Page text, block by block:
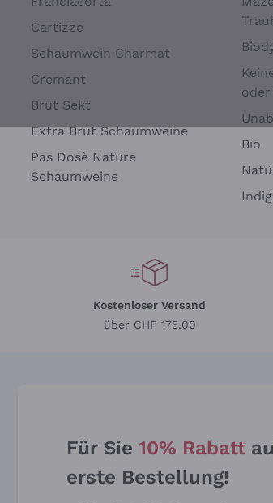
Cartizze
Schaumwein Charmat
Cremant
Brut Sekt
Extra Brut Schaumweine
Pas Dosè Nature
Schaumweine
oder
Bio
Kostenloser Versand
über CHF 175.00
Für Sie 10% Rabatt
erste Bestellung!